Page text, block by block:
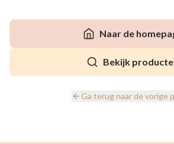
Naar de
Bekijk
Ga terug naar de vorige